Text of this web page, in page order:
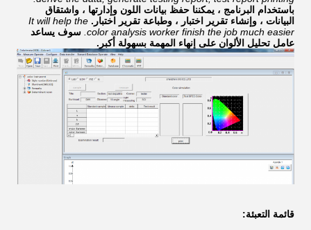
باستخدام البرنامج ، يمكننا حفظ بيانات اللون وإدارتها ، واشتقاق
البيانات ، وإنشاء تقرير اختبار ، وطباعة تقرير اختبار. It will help the
color analysis worker finish the job much easier. سوف يساعد
عامل تحليل الألوان على إنهاء المهمة بسهولة أكبر.
قائمة التعبئة: